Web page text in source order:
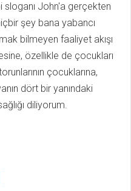
sloganı John'a gerçekten
şey bana yabancı
bilmeyen faaliyet akışı
özellikle de çocukları
çocuklarına,
dört bir yanındaki
diliyorum.